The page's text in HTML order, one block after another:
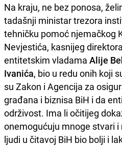
Na kraju, ne bez ponosa,
tadašnji ministar trezora
tehničku pomoć njemačkog
Nevjestića, kasnijeg
entitetskim vladama Alije
Ivanića, bio u redu onih koji
su Zakon i Agencija za
građana i biznisa BiH i da
održivost. Ima li očitijeg
onemogućuju mnoge stvari
ljudi u čitavoj BiH bio bolji i